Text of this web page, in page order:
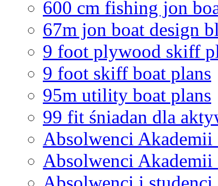
600 cm fishing jon
67m jon boat design
9 foot plywood skiff
9 foot skiff boat plans
95m utility boat plans
99 fit śniadan dla
Absolwenci
Absolwenci Akademii